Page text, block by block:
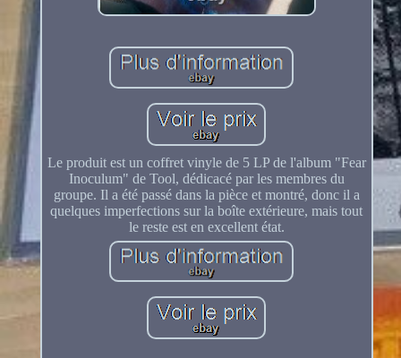
Le produit est un coffret vinyle de 5 LP de l'album "Fear
Inoculum" de Tool, dédicacé par les membres du
groupe. Il a été passé dans la pièce et montré, donc il a
quelques imperfections sur la boîte extérieure, mais tout
le reste est en excellent état.